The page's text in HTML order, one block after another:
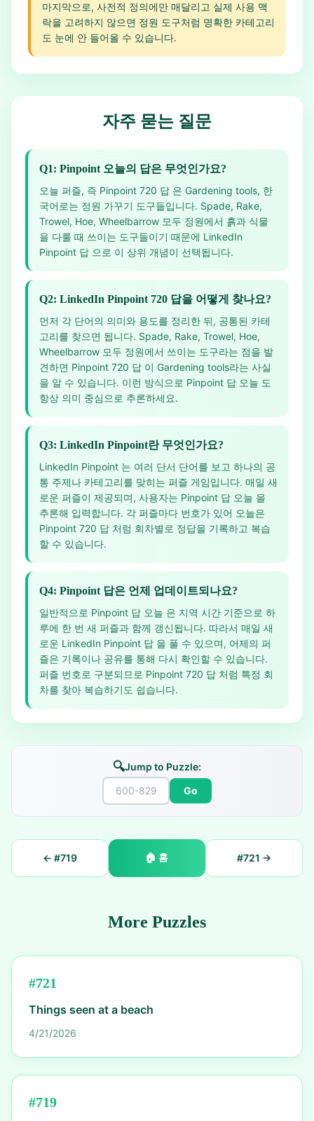
마지막으로, 사전적 정의에만 매달리고 실제 사용 맥
락을 고려하지 않으면 정원 도구처럼 명확한 카테고리
도 눈에 안 들어올 수 있습니다.
자주 묻는 질문
Q1: Pinpoint 오늘의 답은 무엇인가요?
오늘 퍼즐, 즉 Pinpoint 720 답 은 Gardening tools, 한
국어로는 정원 가꾸기 도구들입니다. Spade, Rake,
Trowel, Hoe, Wheelbarrow 모두 정원에서 흙과 식물
을 다룰 때 쓰이는 도구들이기 때문에 LinkedIn
Pinpoint 답 으로 이 상위 개념이 선택됩니다.
Q2: LinkedIn Pinpoint 720 답을 어떻게 찾나요?
먼저 각 단어의 의미와 용도를 정리한 뒤, 공통된 카테
고리를 찾으면 됩니다. Spade, Rake, Trowel, Hoe,
Wheelbarrow 모두 정원에서 쓰이는 도구라는 점을 발
견하면 Pinpoint 720 답 이 Gardening tools라는 사실
을 알 수 있습니다. 이런 방식으로 Pinpoint 답 오늘 도
항상 의미 중심으로 추론하세요.
Q3: LinkedIn Pinpoint란 무엇인가요?
LinkedIn Pinpoint 는 여러 단서 단어를 보고 하나의 공
통 주제나 카테고리를 맞히는 퍼즐 게임입니다. 매일 새
로운 퍼즐이 제공되며, 사용자는 Pinpoint 답 오늘 을
추론해 입력합니다. 각 퍼즐마다 번호가 있어 오늘은
Pinpoint 720 답 처럼 회차별로 정답을 기록하고 복습
할 수 있습니다.
Q4: Pinpoint 답은 언제 업데이트되나요?
일반적으로 Pinpoint 답 오늘 은 지역 시간 기준으로 하
루에 한 번 새 퍼즐과 함께 갱신됩니다. 따라서 매일 새
로운 LinkedIn Pinpoint 답 을 풀 수 있으며, 어제의 퍼
즐은 기록이나 공유를 통해 다시 확인할 수 있습니다.
퍼즐 번호로 구분되므로 Pinpoint 720 답 처럼 특정 회
차를 찾아 복습하기도 쉽습니다.
🔍Jump to Puzzle:
Go
← #719 🏠 홈 #721 →
More Puzzles
#721
Things seen at a beach
4/21/2026
#719